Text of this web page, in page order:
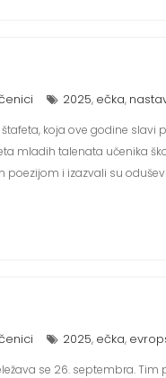
2025, ečka,
koja ove godine slavi
mladih talenata učenika
i izazvali su
2025, ečka,
se 26. septembra.